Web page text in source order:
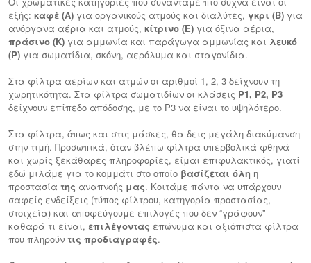
εξής: καφέ (A) για οργανικούς ατμούς και διαλύτες, γκρι (B) για
ανόργανα αέρια και ατμούς, κίτρινο (E) για όξινα αέρια,
πράσινο (K) για αμμωνία και παράγωγα αμμωνίας και λευκό
(P) για σωματίδια, σκόνη, αερόλυμα και σταγονίδια.
Στα φίλτρα αερίων και ατμών οι αριθμοί 1, 2, 3 δείχνουν τη
χωρητικότητα. Στα φίλτρα σωματιδίων οι κλάσεις P1, P2, P3
δείχνουν επίπεδο απόδοσης, με το P3 να είναι το υψηλότερο.
Στα φίλτρα, όπως και στις μάσκες, θα δεις μεγάλη διακύμανση
στην τιμή. Προσωπικά, όταν βλέπω φίλτρα υπερβολικά φθηνά
και χωρίς ξεκάθαρες πληροφορίες, είμαι επιφυλακτικός, γιατί
εδώ μιλάμε για το κομμάτι στο οποίο βασίζεται όλη η
προστασία της αναπνοής μας. Κοιτάμε πάντα να υπάρχουν
σαφείς ενδείξεις (τύπος φίλτρου, κατηγορία προστασίας,
στοιχεία) και αποφεύγουμε επιλογές που δεν “γράφουν”
καθαρά τι είναι, επιλέγοντας επώνυμα και αξιόπιστα φίλτρα
που πληρούν τις προδιαγραφές.